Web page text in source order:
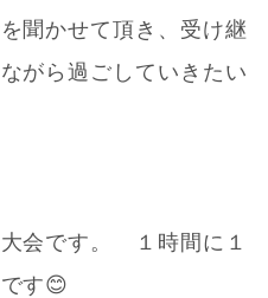
聞かせて頂き、受け継
がら過ごしていきたい
会です。 １時間に１
す😊